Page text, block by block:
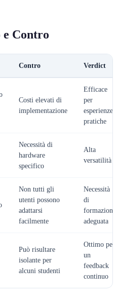
Contro
Contro Verdict
Costi elevati di
implementazione
Efficace
per
esperienze
pratiche
Necessità di
hardware
specifico
Alta
versatilità
Non tutti gli
utenti possono
adattarsi
facilmente
Necessità
di
formazione
adeguata
Può risultare
isolante per
alcuni studenti
Ottimo per
un
feedback
continuo